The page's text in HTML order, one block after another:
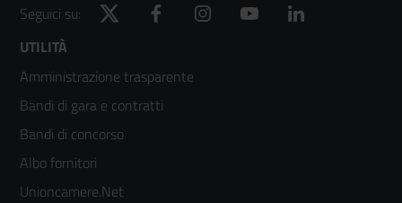
Seguici su:
Twitter Facebook Instagram YouTube
Footer
menù
colonna
2
UTILITÀ
Amministrazione trasparente
Bandi di gara e contratti
Bandi di concorso
Albo fornitori
Unioncamere.Net